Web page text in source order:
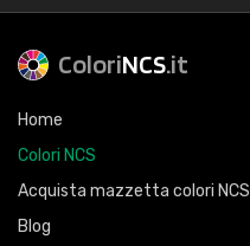
ColoriNCS.it
Home
Colori NCS
Acquista mazzetta colori NCS
Blog